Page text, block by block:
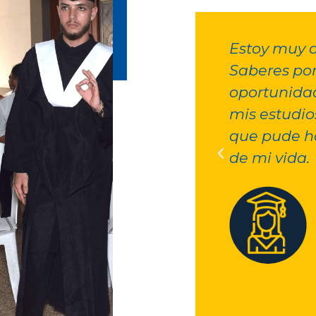
con Creando
haberme dado la
seguir adelante con
fue la mejor inversión
hecho en esta etapa
Camila López
Estudiante
Estoy muy
por el
durante
gracias a
mejorar mi